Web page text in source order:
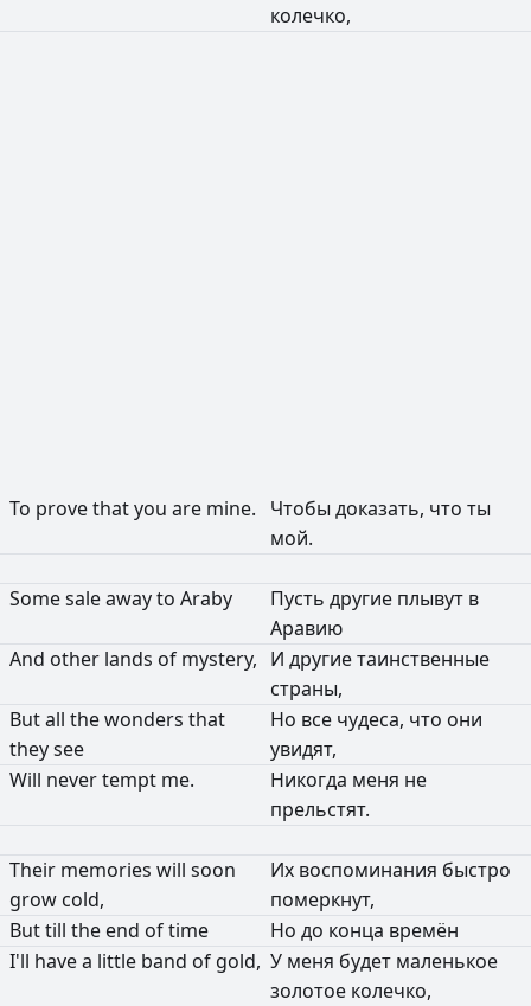
колечко,
To provethatyou are mine. Чтобы доказать, что ты
мой.
Somesaleawayto Araby Пусть другие плывут в
Аравию
And other lands of mystery, И другиетаинственные
страны,
Butall thewonders that
theysee
Но все чудеса, что они
увидят,
Will nevertempt me. Никогда меня не
прельстят.
Their memories will soon
grow cold,
Их воспоминания быстро
померкнут,
Buttill the end oftime Но до конца времён
I'll havea little band of gold, У меня будет маленькое
золотое колечко,